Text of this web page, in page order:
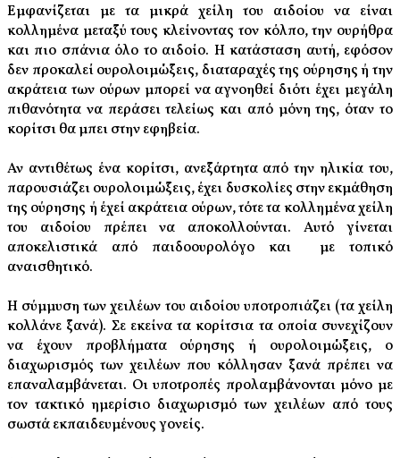
Εμφανίζεται με τα μικρά χείλη του αιδοίου να είναι
κολλημένα μεταξύ τους κλείνοντας τον κόλπο, την ουρήθρα
και πιο σπάνια όλο το αιδοίο. Η κατάσταση αυτή, εφόσον
δεν προκαλεί ουρολοιμώξεις, διαταραχές της ούρησης ή την
ακράτεια των ούρων μπορεί να αγνοηθεί διότι έχει μεγάλη
πιθανότητα να περάσει τελείως και από μόνη της, όταν το
κορίτσι θα μπει στην εφηβεία.
Αν αντιθέτως ένα κορίτσι, ανεξάρτητα από την ηλικία του,
παρουσιάζει ουρολοιμώξεις, έχει δυσκολίες στην εκμάθηση
της ούρησης ή έχεί ακράτεια ούρων, τότε τα κολλημένα χείλη
του αιδoίου πρέπει να αποκολλούνται. Αυτό γίνεται
αποκελιστικά από παιδοουρολόγο και με τοπικό
αναισθητικό.
Η σύμμυση των χειλέων του αιδοίου υποτροπιάζει (τα χείλη
κολλάνε ξανά). Σε εκείνα τα κορίτσια τα οποία συνεχίζουν
να έχουν προβλήματα ούρησης ή ουρολοιμώξεις, ο
διαχωρισμός των χειλέων που κόλλησαν ξανά πρέπει να
επαναλαμβάνεται. Οι υποτροπές προλαμβάνονται μόνο με
τον τακτικό ημερίσιο διαχωρισμό των χειλέων από τους
σωστά εκπαιδευμένους γονείς.